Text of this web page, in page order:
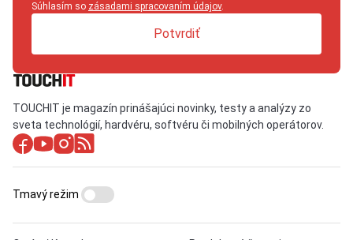
Súhlasím so zásadami spracovaním údajov.
Potvrdiť
TOUCHIT je magazín prinášajúci novinky, testy a analýzy zo
sveta technológií, hardvéru, softvéru či mobilných operátorov.
Tmavý režim